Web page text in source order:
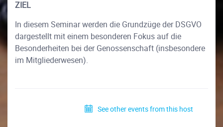
ZIEL
In diesem Seminar werden die Grundzüge der DSGVO
dargestellt mit einem besonderen Fokus auf die
Besonderheiten bei der Genossenschaft (insbesondere
im Mitgliederwesen).
See other events from this host